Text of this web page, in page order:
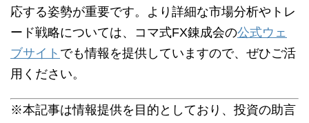
応する姿勢が重要です。より詳細な市場分析やトレ
ード戦略については、コマ式FX錬成会の公式ウェ
ブサイト でも情報を提供していますので、ぜひご活
用ください。
※本記事は情報提供を目的としており、投資の助言